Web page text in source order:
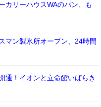
カリーハウスWAのパン、も
マン製氷所オープン、24時間
通！イオンと立命館いばらき